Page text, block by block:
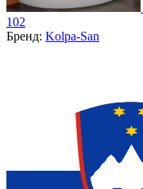
102
Бренд: Kolpa-San